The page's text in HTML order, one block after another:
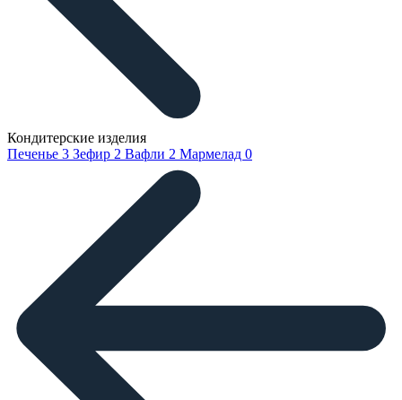
Кондитерские изделия
Печенье 3 Зефир 2 Вафли 2 Мармелад 0